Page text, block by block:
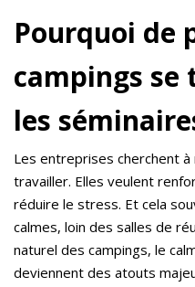
Pourquoi de
campings
les
Les entreprises cherchent
travailler. Elles veulent
réduire le stress. Et cela
calmes, loin des salles de
naturel des campings, le
deviennent des atouts